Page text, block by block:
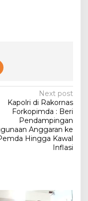
Next post
Kapolri di Rakornas
Forkopimda : Beri
Pendampingan
Anggaran ke
Hingga Kawal
Inflasi